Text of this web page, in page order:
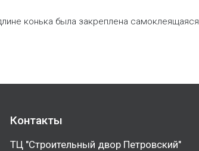
конька была закреплена самоклеящаяся
Контакты
ТЦ "Строительный двор Петровский"